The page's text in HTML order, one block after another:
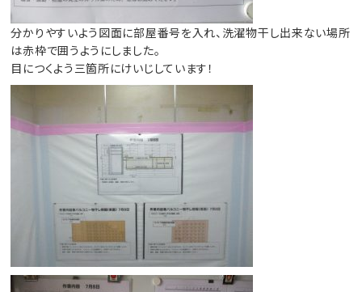
分かりやすいよう図面に部屋番号を入れ、洗濯物干し出来ない場所
は赤枠で囲うようにしました。
目につくよう三箇所にけいじしています！